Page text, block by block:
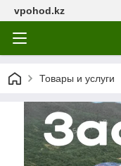
vpohod.kz
Товары и услуги